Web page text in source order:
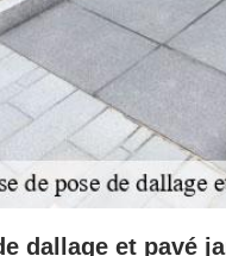
dallage et pavé